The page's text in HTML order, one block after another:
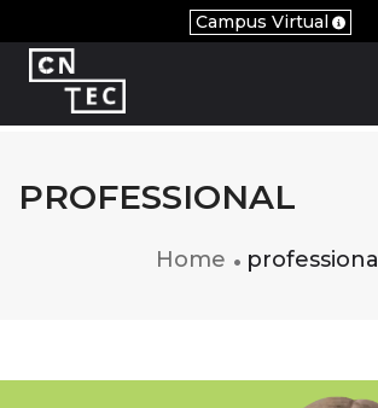
Campus Virtual
PROFESSIONAL
Home professional